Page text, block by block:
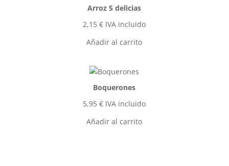
Arroz 5 delicias
2,15€ IVA incluido
Añadir al carrito
Boquerones
5,95€ IVA incluido
Añadir al carrito